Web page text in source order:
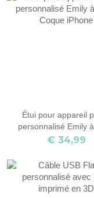
Étui pour appareil
personnalisé Emily
Coque iPhone
€ 34,99